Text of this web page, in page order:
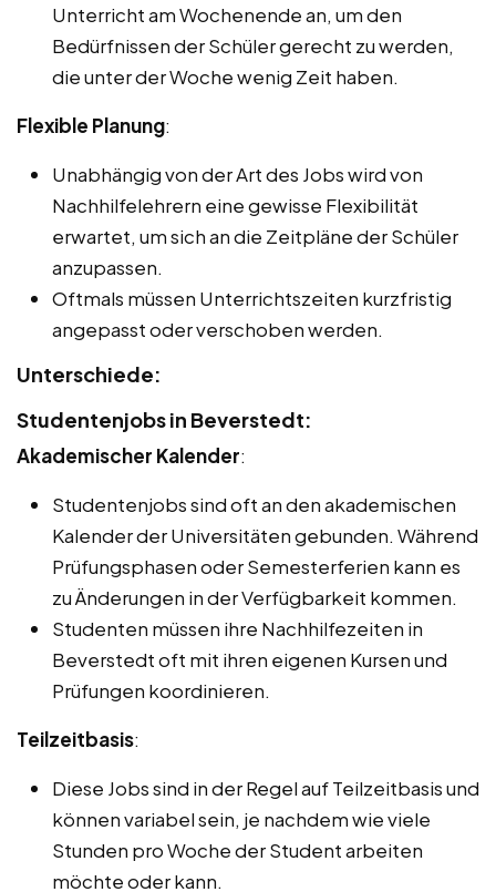
Unterricht am Wochenende an, um den
Bedürfnissen der Schüler gerecht zu werden,
die unter der Woche wenig Zeit haben.
Flexible Planung:
Unabhängig von der Art des Jobs wird von
Nachhilfelehrern eine gewisse Flexibilität
erwartet, um sich an die Zeitpläne der Schüler
anzupassen.
Oftmals müssen Unterrichtszeiten kurzfristig
angepasst oder verschoben werden.
Unterschiede:
Studentenjobs in Beverstedt:
Akademischer Kalender:
Studentenjobs sind oft an den akademischen
Kalender der Universitäten gebunden. Während
Prüfungsphasen oder Semesterferien kann es
zu Änderungen in der Verfügbarkeit kommen.
Studenten müssen ihre Nachhilfezeiten in
Beverstedt oft mit ihren eigenen Kursen und
Prüfungen koordinieren.
Teilzeitbasis:
Diese Jobs sind in der Regel auf Teilzeitbasis und
können variabel sein, je nachdem wie viele
Stunden pro Woche der Student arbeiten
möchte oder kann.